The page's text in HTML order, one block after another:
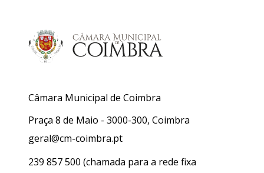
Câmara Municipal de Coimbra
Praça 8 de Maio - 3000-300, Coimbra
geral@cm-coimbra.pt
239 857 500 (chamada para a rede fixa